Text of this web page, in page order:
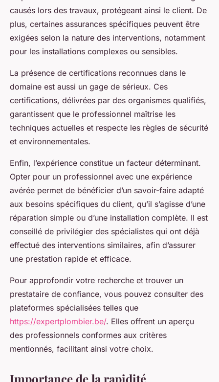
causés lors des travaux, protégeant ainsi le client. De
plus, certaines assurances spécifiques peuvent être
exigées selon la nature des interventions, notamment
pour les installations complexes ou sensibles.
La présence de certifications reconnues dans le
domaine est aussi un gage de sérieux. Ces
certifications, délivrées par des organismes qualifiés,
garantissent que le professionnel maîtrise les
techniques actuelles et respecte les règles de sécurité
et environnementales.
Enfin, l’expérience constitue un facteur déterminant.
Opter pour un professionnel avec une expérience
avérée permet de bénéficier d’un savoir-faire adapté
aux besoins spécifiques du client, qu’il s’agisse d’une
réparation simple ou d’une installation complète. Il est
conseillé de privilégier des spécialistes qui ont déjà
effectué des interventions similaires, afin d’assurer
une prestation rapide et efficace.
Pour approfondir votre recherche et trouver un
prestataire de confiance, vous pouvez consulter des
plateformes spécialisées telles que
https://expertplombier.be/. Elles offrent un aperçu
des professionnels conformes aux critères
mentionnés, facilitant ainsi votre choix.
Importance de la rapidité